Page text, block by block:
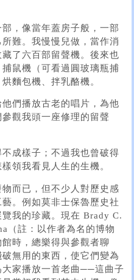
，像當年蓋房子般，一部
難。我慢慢兒做，當作消
了六百部留聲機。後來也
鼠機（可看過圓玻璃瓶捕
麵包機、拌乳酪機。
們播放古老的唱片，為他
觀我頭一座修理的留聲
成樣子；不過我也曾破得
領我看見人生的生機。
而已，但不少人對歷史感
。例如莫非士保魯歷史社
我的珍藏。現在 Brady C.
（註：以作者為名的博物
時，總樂得與參觀者聊
無用的東西，使它們變為
家播放一首老曲──這曲子